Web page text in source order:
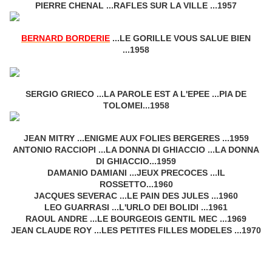
PIERRE CHENAL ...RAFLES SUR LA VILLE ...1957
BERNARD BORDERIE ...LE GORILLE VOUS SALUE BIEN
...1958
SERGIO GRIECO ...LA PAROLE EST A L'EPEE ...PIA DE
TOLOMEI...1958
JEAN MITRY ...ENIGME AUX FOLIES BERGERES ...1959
ANTONIO RACCIOPI ...LA DONNA DI GHIACCIO ...LA DONNA
DI GHIACCIO...1959
DAMANIO DAMIANI ...JEUX PRECOCES ...IL
ROSSETTO...1960
JACQUES SEVERAC ...LE PAIN DES JULES ...1960
LEO GUARRASI ...L'URLO DEI BOLIDI ...1961
RAOUL ANDRE ...LE BOURGEOIS GENTIL MEC ...1969
JEAN CLAUDE ROY ...LES PETITES FILLES MODELES ...1970